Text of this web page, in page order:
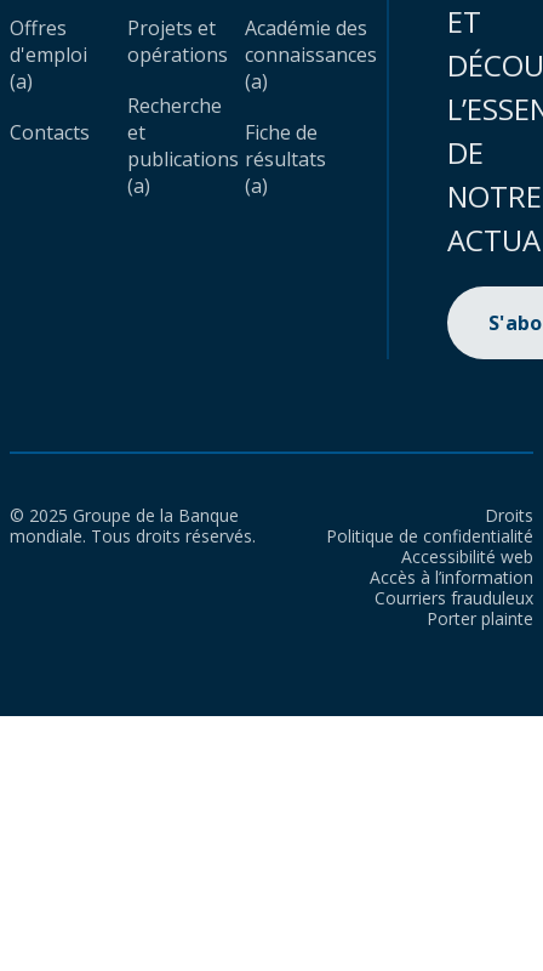
Offres
d'emploi
(a)
Contacts
Projets et
opérations
Recherche
et
publications
(a)
Académie des
connaissances
(a)
Fiche de
résultats
(a)
ET
DE
NOTRE
© 2025 Groupe de la Banque
mondiale. Tous droits réservés.
Droits
Politique de confidentialité
Accessibilité web
Accès à l’information
Courriers frauduleux
Porter plainte